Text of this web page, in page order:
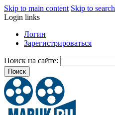
Skip to main content Skip to search
Login links
Логин
Зарегистрироваться
Поиск на сайте: